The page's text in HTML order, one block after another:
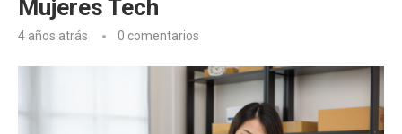
Mujeres Tech
4 años atrás 0 comentarios